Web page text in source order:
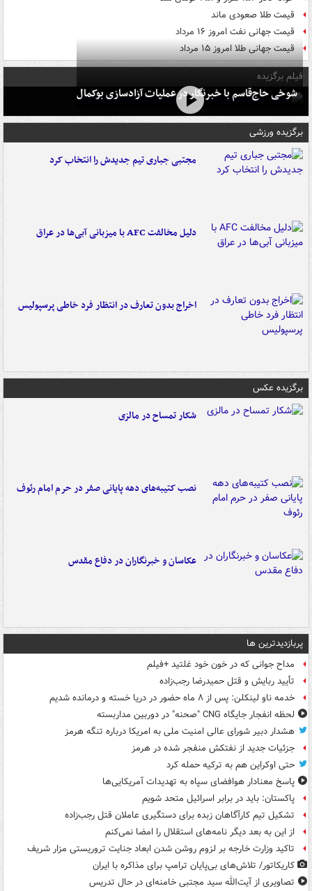
قیمت طلا صعودی ماند
قیمت جهانی نفت امروز ۱۶ مرداد
قیمت جهانی طلا امروز ۱۵ مرداد
فیلم برگزیده
شوخی حاج‌قاسم با خبرنگار در عملیات آزادسازی بوکمال
برگزیده ورزشی
مجتبی جباری تیم جدیدش را انتخاب کرد
دلیل مخالفت AFC با میزبانی آبی‌ها در عراق
اخراج بدون تعارف در انتظار فرد خاطی پرسپولیس
برگزیده عکس
شکار تمساح در مالزی
نصب کتیبه‌های دهه پایانی صفر در حرم امام رئوف
عکاسان و خبرنگاران در دفاع مقدس
پربازدیدترین ها
مداح جوانی که در خون خود غلتید +فیلم
تأیید ربایش و قتل حمیدرضا رجب‌زاده
خدمه ناو لینکلن: پس از ۸ ماه حضور در دریا خسته و درمانده‌ شدیم
لحظه انفجار جایگاه CNG "صحنه" در دوربین مداربسته
هشدار دبیر شورای عالی امنیت ملی به امریکا درباره تنگه هرمز
جزئیات جدید از نفتکش منفجر شده در هرمز
حتی اوکراین هم به ترکیه حمله کرد
پاسخ معنادار هوافضای سپاه به تهدیدات آمریکایی‌ها
پاکستان: باید در برابر اسرائیل متحد شویم
تشکیل تیم کارآگاهان زبده برای دستگیری عاملان قتل رجب‌زاده
از این به بعد دیگر نامه‌های استقلال را امضا نمی‌کنم
تاکید وزارت خارجه بر لزوم روشن شدن ابعاد جنایت تروریستی مزار شریف
کاریکاتور/ تلاش‌های بی‌پایان ترامپ برای مذاکره با ایران
تصاویری از آیت‌الله سید مجتبی خامنه‌ای در حال تدریس